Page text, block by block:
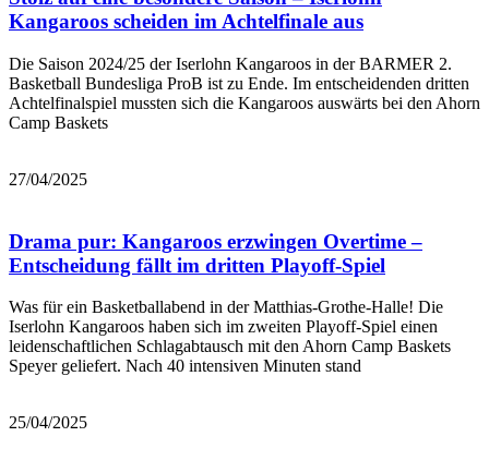
Kangaroos scheiden im Achtelfinale aus
Die Saison 2024/25 der Iserlohn Kangaroos in der BARMER 2.
Basketball Bundesliga ProB ist zu Ende. Im entscheidenden dritten
Achtelfinalspiel mussten sich die Kangaroos auswärts bei den Ahorn
Camp Baskets
27/04/2025
Drama pur: Kangaroos erzwingen Overtime –
Entscheidung fällt im dritten Playoff-Spiel
Was für ein Basketballabend in der Matthias-Grothe-Halle! Die
Iserlohn Kangaroos haben sich im zweiten Playoff-Spiel einen
leidenschaftlichen Schlagabtausch mit den Ahorn Camp Baskets
Speyer geliefert. Nach 40 intensiven Minuten stand
25/04/2025